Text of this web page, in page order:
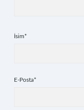
İsim*
E-Posta*